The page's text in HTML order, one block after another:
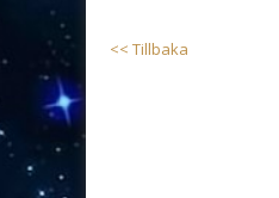
<< Tillbaka